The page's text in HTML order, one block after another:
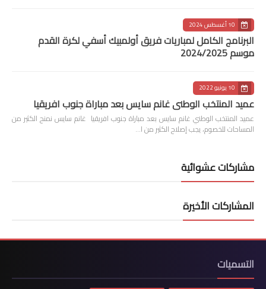
10 أغسطس 2024
البرنامج الكامل لمباريات فريق أولمبيك أسفي لكرة القدم
موسم 2024/2025
10 يونيو 2022
عميد المنتخب الوطني غانم سايس بعد مباراة جنوب افريقيا
عميد المنتخب الوطني غانم سايس بعد مباراة جنوب افريقيا غانم سايس نمنح الكثير من
المساحات للخصوم، يجب إصلاح الكثير من ا…
مشاركات عشوائية
المشاركات الأخيرة
التسميات